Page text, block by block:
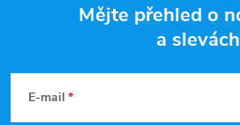
Mějte přehled o
a slevách
E-mail